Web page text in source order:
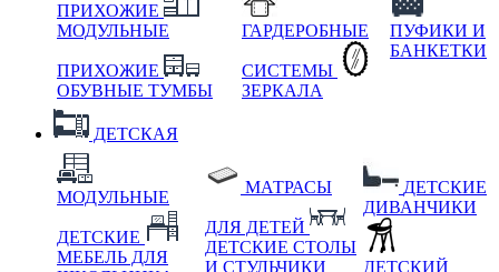
ПРИХОЖИЕ
МОДУЛЬНЫЕ
ПРИХОЖИЕ
ОБУВНЫЕ ТУМБЫ
ГАРДЕРОБНЫЕ
СИСТЕМЫ
ЗЕРКАЛА
ПУФИКИ И
БАНКЕТКИ
ДЕТСКАЯ
МОДУЛЬНЫЕ
ДЕТСКИЕ
МЕБЕЛЬ ДЛЯ
МАТРАСЫ
ДЛЯ ДЕТЕЙ
ДЕТСКИЕ СТОЛЫ
И СТУЛЬЧИКИ
ДЕТСКИЕ
ДИВАНЧИКИ
ДЕТСКИЙ